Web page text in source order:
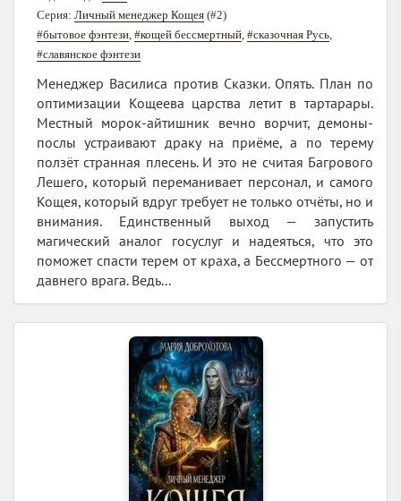
Серия: Личный менеджер Кощея (#2)
#бытовое фэнтези #кощей бессмертный #сказочная Русь
#славянское фэнтези
Менеджер Василиса против Сказки. Опять. План по
оптимизации Кощеева царства летит в тартарары.
Местный морок-айтишник вечно ворчит, демоны-
послы устраивают драку на приёме, а по терему
ползёт странная плесень. И это не считая Багрового
Лешего, который переманивает персонал, и самого
Кощея, который вдруг требует не только отчёты, но и
внимания. Единственный выход — запустить
магический аналог госуслуг и надеяться, что это
поможет спасти терем от краха, а Бессмертного — от
давнего врага. Ведь...